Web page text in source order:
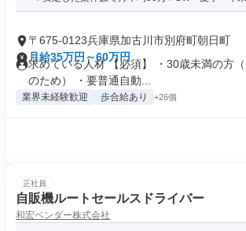
〒675-0123兵庫県加古川市別府町朝日町
月給35万円～60万円
求めている人材 【必須】 ・30歳未満の方
のため） ・要普通自動...
業界未経験歓迎 歩合給あり +26個
正社員
自販機ルートセールスドライバー
和宏ベンダー株式会社